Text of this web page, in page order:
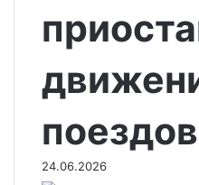
поездов
24.06.2026